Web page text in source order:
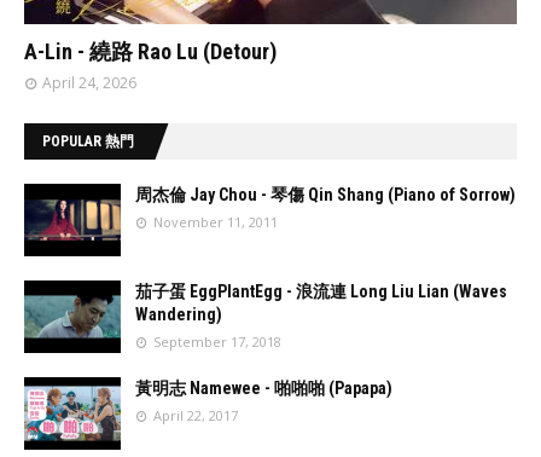
A-Lin - 繞路 Rao Lu (Detour)
April 24, 2026
POPULAR 熱門
'data:post.fea
turedImage
resizeImage
100'
周杰倫 Jay Chou - 琴傷 Qin Shang (Piano of Sorrow)
November 11, 2011
'data:post.fea
turedImage
resizeImage
100'
茄子蛋 EggPlantEgg - 浪流連 Long Liu Lian (Waves
Wandering)
September 17, 2018
黃明志 Namewee - 啪啪啪 (Papapa)
April 22, 2017